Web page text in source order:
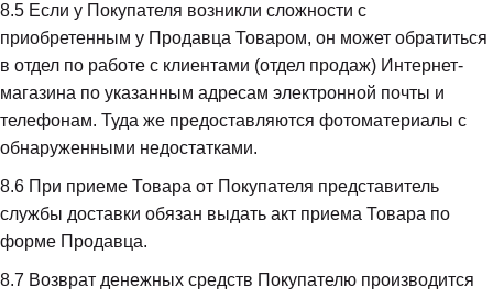
8.5 Если у Покупателя возникли сложности с
приобретенным у Продавца Товаром, он может обратиться
в отдел по работе с клиентами (отдел продаж) Интернет-
магазина по указанным адресам электронной почты и
телефонам. Туда же предоставляются фотоматериалы с
обнаруженными недостатками.
8.6 При приеме Товара от Покупателя представитель
службы доставки обязан выдать акт приема Товара по
форме Продавца.
8.7 Возврат денежных средств Покупателю производится